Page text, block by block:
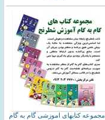
مجموعه کتابهای اموزشی گام به گام